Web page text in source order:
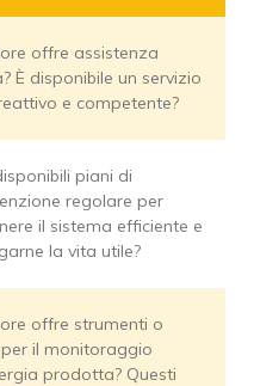
offre assistenza
È disponibile un servizio
e competente?
piani di
regolare per
il sistema efficiente e
la vita utile?
offre strumenti o
il monitoraggio
prodotta? Questi